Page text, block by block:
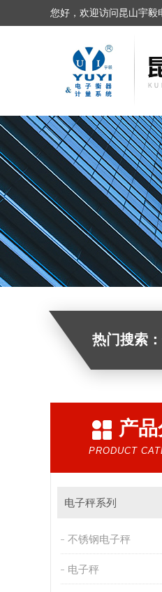
您好，欢迎访问昆山宇毅
热门搜索：
产
PRODUCT
电子秤系列
不锈钢电子秤
电子秤